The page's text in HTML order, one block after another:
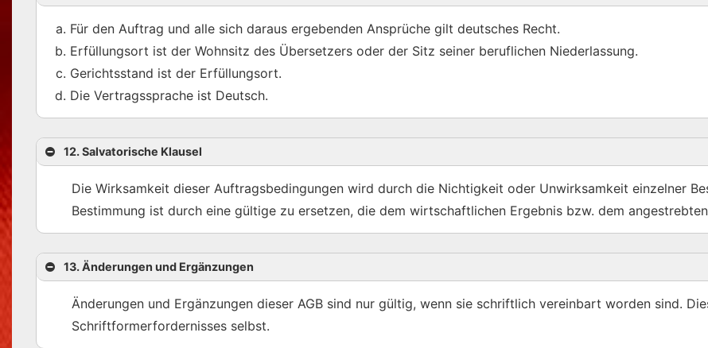
Für den Auftrag und alle sich daraus ergebenden Ansprüche gilt deutsches Recht.
Erfüllungsort ist der Wohnsitz des Übersetzers oder der Sitz seiner beruflichen Niederlassung.
Gerichtsstand ist der Erfüllungsort.
Die Vertragssprache ist Deutsch.
12. Salvatorische Klausel
Die Wirksamkeit dieser Auftragsbedingungen wird durch die Nichtigkeit oder Unwirksamkeit einzelner
Bestimmung ist durch eine gültige zu ersetzen, die dem wirtschaftlichen Ergebnis bzw. dem
13. Änderungen und Ergänzungen
Änderungen und Ergänzungen dieser AGB sind nur gültig, wenn sie schriftlich vereinbart worden sind.
Schriftformerfordernisses selbst.